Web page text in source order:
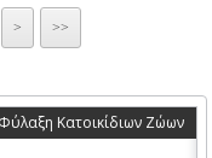
> >>
Κατοικίδιων Ζώων